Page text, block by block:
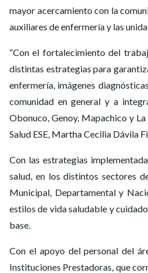
mayor acercamiento con la
auxiliares de enfermería y las
“Con el fortalecimiento del
distintas estrategias para
enfermería, imágenes
comunidad en general y a
Obonuco, Genoy, Mapachico y
Salud ESE, Martha Cecilia Dávila
Con las estrategias
salud, en los distintos sectores
Municipal, Departamental y
estilos de vida saludable y
base.
Con el apoyo del personal del
Instituciones Prestadoras, que